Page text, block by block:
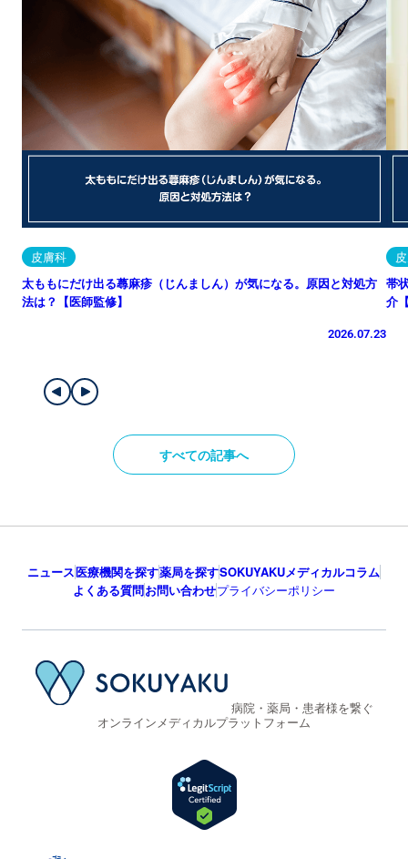
皮膚科
太ももにだけ出る蕁麻疹（じんましん）が気になる。原因と対処方
法は？【医師監修】
2026.07.23
帯
介
すべての記事へ
ニュース医療機関を探す薬局を探すSOKUYAKUメディカルコラム
よくある質問お問い合わせプライバシーポリシー
病院・薬局・患者様を繋ぐ
オンラインメディカルプラットフォーム